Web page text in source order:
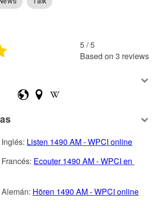
5 /5
Based on 3 reviews
Listen 1490 AM - WPCI online
Ecouter 1490 AM - WPCI en
Hören 1490 AM - WPCI online